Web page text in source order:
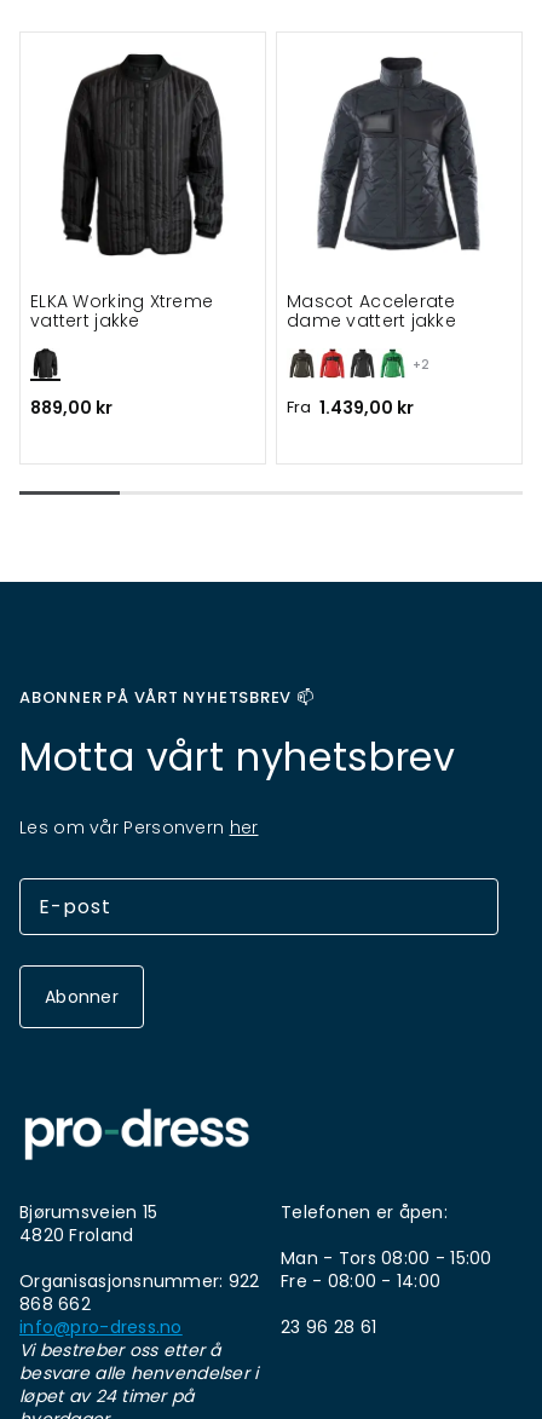
ELKA Working Xtreme
vattert jakke
889,00 kr
+2
Mascot Accelerate
dame vattert jakke
Fra 1.439,00 kr
ABONNER PÅ VÅRT NYHETSBREV 📫
Motta vårt nyhetsbrev
Les om vår Personvern her
Abonner
Bjørumsveien 15
4820 Froland
Organisasjonsnummer: 922
868 662
info@pro-dress.no
Vi bestreber oss etter å
besvare alle henvendelser i
løpet av 24 timer på
Telefonen er åpen:
Man - Tors 08:00 - 15:00
Fre - 08:00 - 14:00
23 96 28 61